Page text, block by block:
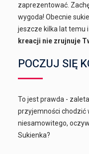
zaprezentować.
wygoda! Obecnie
jeszcze kilka lat temu
kreacji nie zrujnuje
POCZUJ SIĘ
To jest prawda -
przyjemności chodzić
niesamowitego,
Sukienka?